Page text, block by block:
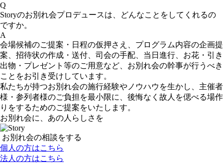
Q
Storyのお別れ会プロデュースは、どんなことをしてくれるの
ですか。
A
会場候補のご提案・日程の仮押さえ、プログラム内容の企画提
案、招待状の作成・送付、司会の手配、当日進行、お花・引き
出物・プレゼント等のご用意など、お別れ会の幹事が行うべき
ことをお引き受けしています。
私たちが持つお別れ会の施行経験やノウハウを生かし、主催者
様・参列者様のご負担を最小限に、後悔なく故人を偲べる場作
りをするためのご提案をいたします。
お別れ会に、あの人らしさを
お別れ会の相談をする
個人の方はこちら
法人の方はこちら